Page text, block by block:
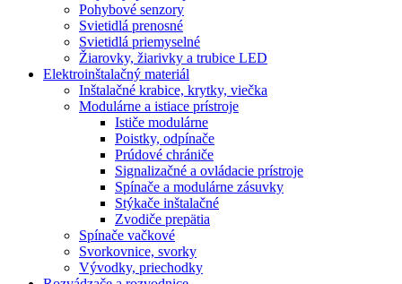
Pohybové senzory
Svietidlá prenosné
Svietidlá priemyselné
Žiarovky, žiarivky a trubice LED
Elektroinštalačný materiál
Inštalačné krabice, krytky, viečka
Modulárne a istiace prístroje
Ističe modulárne
Poistky, odpínače
Prúdové chrániče
Signalizačné a ovládacie prístroje
Spínače a modulárne zásuvky
Stýkače inštalačné
Zvodiče prepätia
Spínače vačkové
Svorkovnice, svorky
Vývodky, priechodky